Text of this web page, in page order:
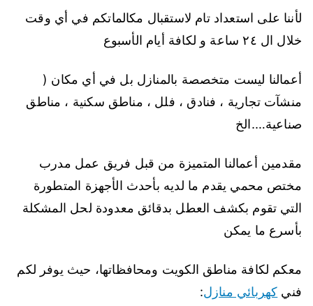
لأننا على استعداد تام لاستقبال مكالماتكم في أي وقت
خلال ال ٢٤ ساعة و لكافة أيام الأسبوع
أعمالنا ليست متخصصة بالمنازل بل في أي مكان (
منشآت تجارية ، فنادق ، فلل ، مناطق سكنية ، مناطق
صناعية….الخ
مقدمين أعمالنا المتميزة من قبل فريق عمل مدرب
مختص محمي يقدم ما لديه بأحدث الأجهزة المتطورة
التي تقوم بكشف العطل بدقائق معدودة لحل المشكلة
بأسرع ما يمكن
معكم لكافة مناطق الكويت ومحافظاتها، حيث يوفر لكم
فني كهربائي منازل: